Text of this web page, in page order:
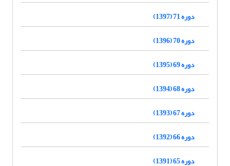
دوره 71 (1397)
دوره 70 (1396)
دوره 69 (1395)
دوره 68 (1394)
دوره 67 (1393)
دوره 66 (1392)
دوره 65 (1391)